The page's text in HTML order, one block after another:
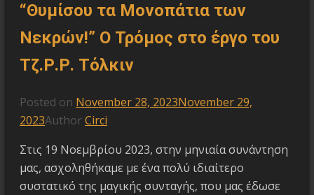
“Θυμίσου τα Μονοπάτια των
Νεκρών!” Ο Τρόμος στο έργο του
Τζ.Ρ.Ρ. Τόλκιν
Posted on November 28, 2023November 29,
2023AuthorCirci
Στις 19 Νοεμβρίου 2023, στην μηνιαία συνάντηση
μας, ασχοληθήκαμε με ένα πολύ ιδιαίτερο
συστατικό της μαγικής συνταγής, που μας έδωσε